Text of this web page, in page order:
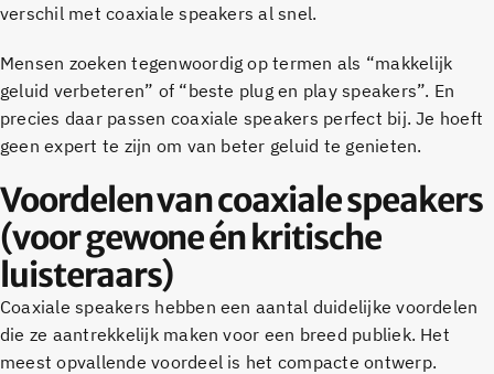
verschil met coaxiale speakers al snel.
Mensen zoeken tegenwoordig op termen als “makkelijk
geluid verbeteren” of “beste plug en play speakers”. En
precies daar passen coaxiale speakers perfect bij. Je hoeft
geen expert te zijn om van beter geluid te genieten.
Voordelen van coaxiale speakers
(voor gewone én kritische
luisteraars)
Coaxiale speakers hebben een aantal duidelijke voordelen
die ze aantrekkelijk maken voor een breed publiek. Het
meest opvallende voordeel is het compacte ontwerp.